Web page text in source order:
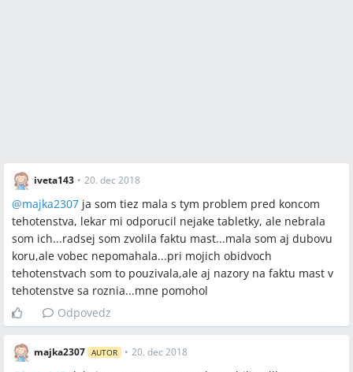
iveta143 • 20. dec 2018
@majka2307 ja som tiez mala s tym problem pred koncom
tehotenstva, lekar mi odporucil nejake tabletky, ale nebrala
som ich...radsej som zvolila faktu mast...mala som aj dubovu
koru,ale vobec nepomahala...pri mojich obidvoch
tehotenstvach som to pouzivala,ale aj nazory na faktu mast v
tehotenstve sa roznia...mne pomohol
Odpovedz
majka2307 AUTOR • 20. dec 2018